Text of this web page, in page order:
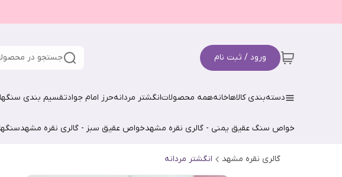
ورود / ثبت نام جستجو در
دسته‌بندی کالاهاخانههمه محصولاتانگشتر مردانهحرز امام جوادتقسیم بندی
خواص سنگ عقیق یمنی - گالری نقره مشهدخواص عقیق سبز - گالری نقره مشهد
گالری نقره مشهد انگشتر مردانه